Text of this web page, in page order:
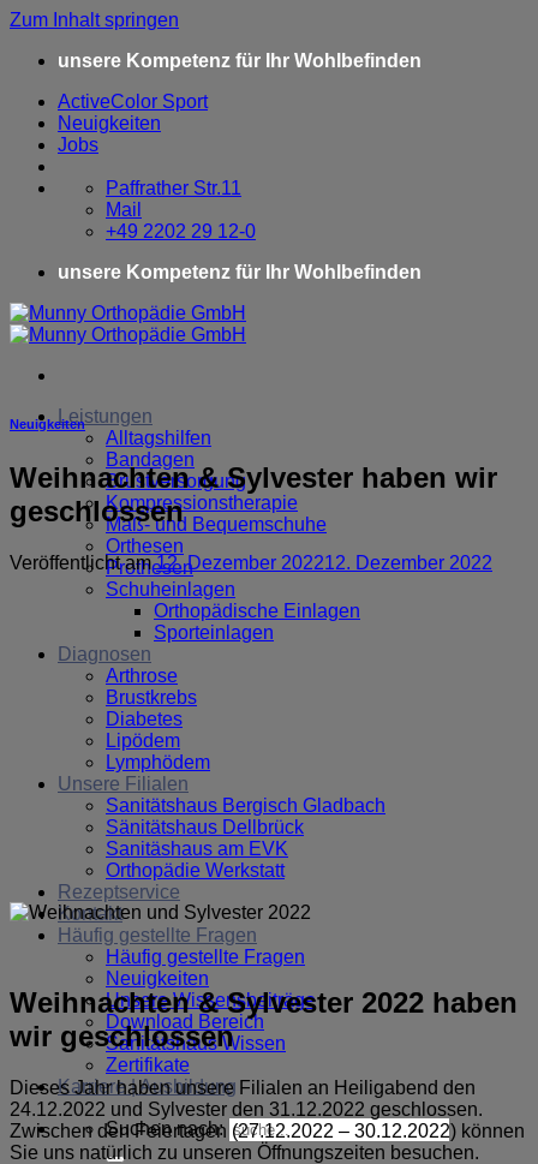
Zum Inhalt springen
unsere Kompetenz für Ihr Wohlbefinden
ActiveColor Sport
Neuigkeiten
Jobs
Paffrather Str.11
Mail
+49 2202 29 12-0
unsere Kompetenz für Ihr Wohlbefinden
Leistungen
Alltagshilfen
Bandagen
Brustversorgung
Kompressionstherapie
Maß- und Bequemschuhe
Orthesen
Prothesen
Schuheinlagen
Orthopädische Einlagen
Sporteinlagen
Diagnosen
Arthrose
Brustkrebs
Diabetes
Lipödem
Lymphödem
Unsere Filialen
Sanitätshaus Bergisch Gladbach
Sänitätshaus Dellbrück
Sanitäshaus am EVK
Orthopädie Werkstatt
Rezeptservice
Kontakt
Häufig gestellte Fragen
Häufig gestellte Fragen
Neuigkeiten
Unsere Wissensbeiträge
Download Bereich
Sanitätshaus Wissen
Zertifikate
Karriere | Ausbildung
Suchen nach:
Neuigkeiten
Weihnachten & Sylvester haben wir
geschlossen
Veröffentlicht am12. Dezember 202212. Dezember 2022
Weihnachten & Sylvester 2022 haben
wir geschlossen
Dieses Jahr haben unsere Filialen an Heiligabend den
24.12.2022 und Sylvester den 31.12.2022 geschlossen.
Zwischen den Feiertagen (27.12.2022 – 30.12.2022) können
Sie uns natürlich zu unseren Öffnungszeiten besuchen.